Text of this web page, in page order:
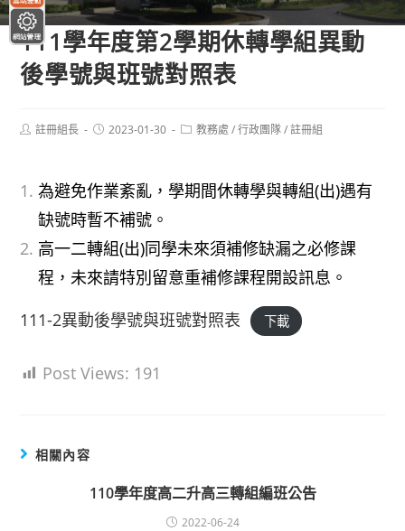
111學年度第2學期休轉學組異動
後學號與班號對照表
Post註冊組長
Post2023-01-30
Post教務處 / 行政團隊 / 註冊組
為避免作業紊亂，學期間休轉學與轉組(出)遇有
缺號時暫不補號。
高一二轉組(出)同學未來須補修缺漏之必修課
程，未來請特別留意重補修課程開設訊息。
111-2異動後學號與班號對照表
下載
Post Views: 191
相關內容
110學年度高二升高三轉組編班公告
2022-06-24